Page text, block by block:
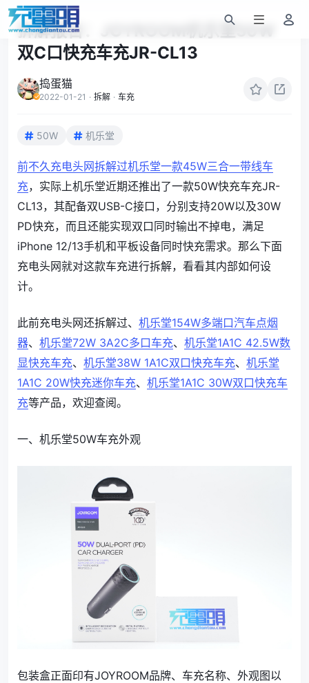
拆解报告：JOYROOM机乐堂50W
双C口快充车充JR-CL13
捣蛋猫
2022-01-21 · 拆解 · 车充
50W 机乐堂
前不久充电头网拆解过机乐堂一款45W三合一带线车
充，实际上机乐堂近期还推出了一款50W快充车充JR-
CL13，其配备双USB-C接口，分别支持20W以及30W
PD快充，而且还能实现双口同时输出不掉电，满足
iPhone 12/13手机和平板设备同时快充需求。那么下面
充电头网就对这款车充进行拆解，看看其内部如何设
计。
此前充电头网还拆解过、 机乐堂154W多端口汽车点烟
器、 机乐堂72W 3A2C多口车充、 机乐堂1A1C 42.5W数
显快充车充、 机乐堂38W 1A1C双口快充车充、 机乐堂
1A1C 20W快充迷你车充、 机乐堂1A1C 30W双口快充车
充等产品，欢迎查阅。
一、机乐堂50W车充外观
包装盒正面印有JOYROOM品牌、车充名称、外观图以